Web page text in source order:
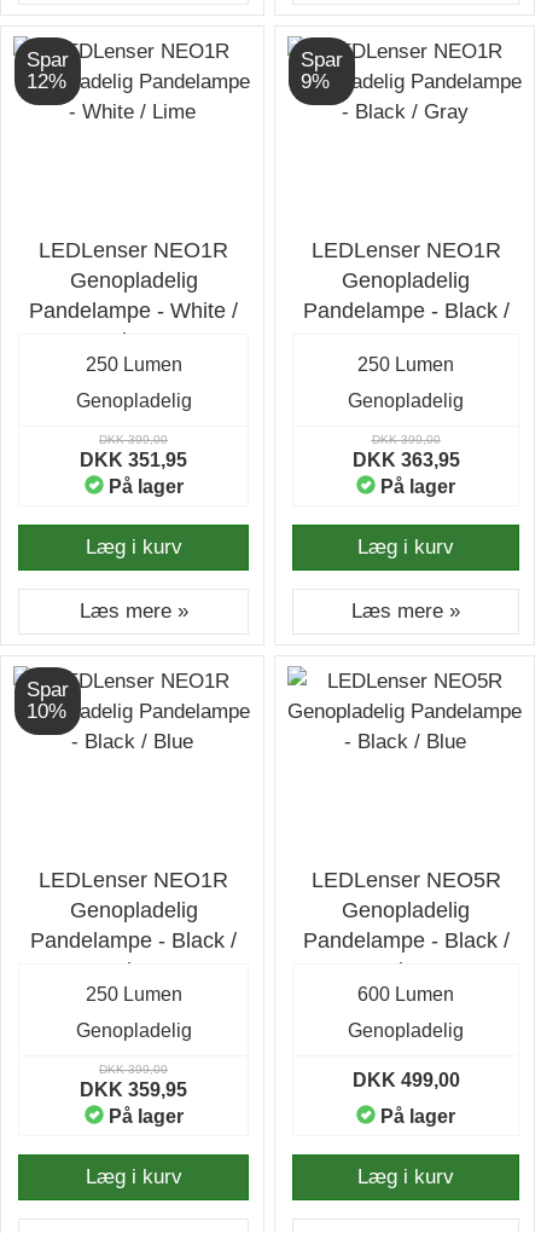
Spar
12%
LEDLenser NEO1R
Genopladelig
Pandelampe - White /
Lime
250 Lumen
Genopladelig
DKK 399,00
DKK 351,95
På lager
Læg i kurv
Læs mere »
Spar
9%
LEDLenser NEO1R
Genopladelig
Pandelampe - Black /
250 Lumen
Genopladelig
DKK 399,00
DKK 363,95
På lager
Læg i kurv
Læs mere »
Spar
10%
LEDLenser NEO1R
Genopladelig
Pandelampe - Black /
Blue
250 Lumen
Genopladelig
DKK 399,00
DKK 359,95
På lager
Læg i kurv
LEDLenser NEO5R
Genopladelig
Pandelampe - Black /
Blue
600 Lumen
Genopladelig
DKK 499,00
På lager
Læg i kurv